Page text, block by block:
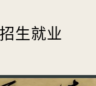
招生就业